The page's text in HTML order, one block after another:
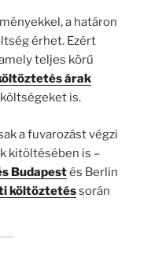
a határon
érhet. Ezért
teljes körű
árak
is.
a fuvarozást végzi
kitöltésében is –
Budapestés Berlin
költöztetéssorán